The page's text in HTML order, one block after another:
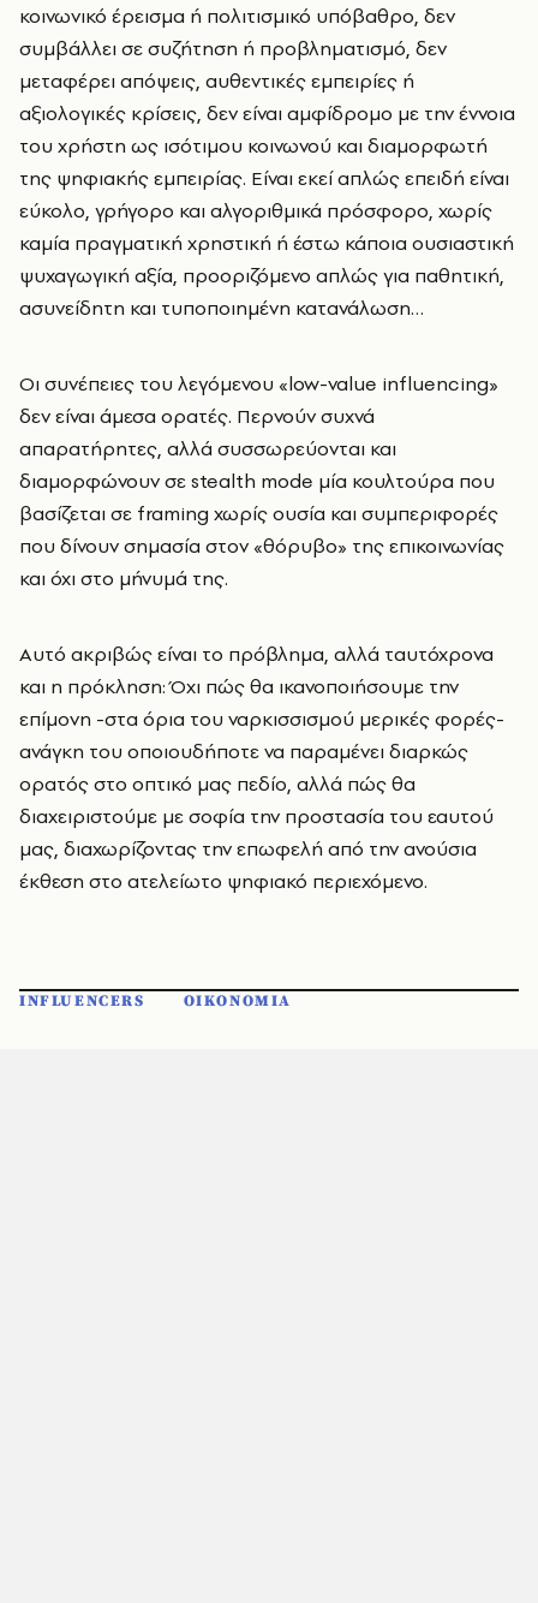
κοινωνικό έρεισμα ή πολιτισμικό υπόβαθρο, δεν
συμβάλλει σε συζήτηση ή προβληματισμό, δεν
μεταφέρει απόψεις, αυθεντικές εμπειρίες ή
αξιολογικές κρίσεις, δεν είναι αμφίδρομο με την έννοια
του χρήστη ως ισότιμου κοινωνού και διαμορφωτή
της ψηφιακής εμπειρίας. Είναι εκεί απλώς επειδή είναι
εύκολο, γρήγορο και αλγοριθμικά πρόσφορο, χωρίς
καμία πραγματική χρηστική ή έστω κάποια ουσιαστική
ψυχαγωγική αξία, προοριζόμενο απλώς για παθητική,
ασυνείδητη και τυποποιημένη κατανάλωση…
Οι συνέπειες του λεγόμενου «low-value influencing»
δεν είναι άμεσα ορατές. Περνούν συχνά
απαρατήρητες, αλλά συσσωρεύονται και
διαμορφώνουν σε stealth mode μία κουλτούρα που
βασίζεται σε framing χωρίς ουσία και συμπεριφορές
που δίνουν σημασία στον «θόρυβο» της επικοινωνίας
και όχι στο μήνυμά της.
Αυτό ακριβώς είναι το πρόβλημα, αλλά ταυτόχρονα
και η πρόκληση: Όχι πώς θα ικανοποιήσουμε την
επίμονη -στα όρια του ναρκισσισμού μερικές φορές-
ανάγκη του οποιουδήποτε να παραμένει διαρκώς
ορατός στο οπτικό μας πεδίο, αλλά πώς θα
διαχειριστούμε με σοφία την προστασία του εαυτού
μας, διαχωρίζοντας την επωφελή από την ανούσια
έκθεση στο ατελείωτο ψηφιακό περιεχόμενο.
INFLUENCERS ΟΙΚΟΝΟΜΙΑ